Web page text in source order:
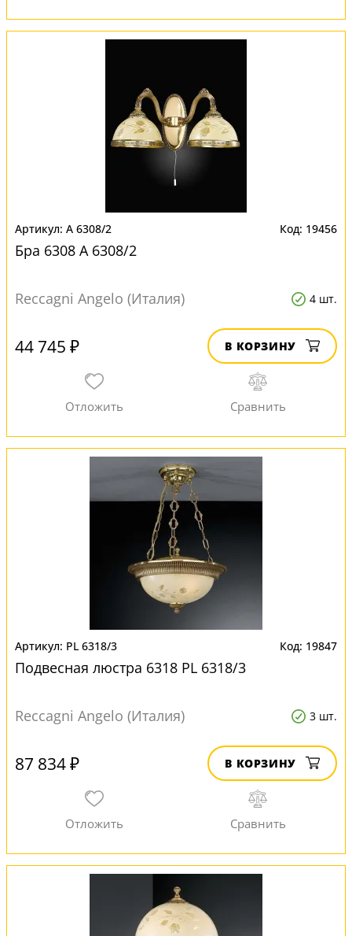
A 6308/2 19456
Бра 6308 A 6308/2
Reccagni Angelo (Италия) 4 шт.
44 745 ₽ В КОРЗИНУ
PL 6318/3 19847
Подвесная люстра 6318 PL 6318/3
Reccagni Angelo (Италия) 3 шт.
87 834 ₽ В КОРЗИНУ